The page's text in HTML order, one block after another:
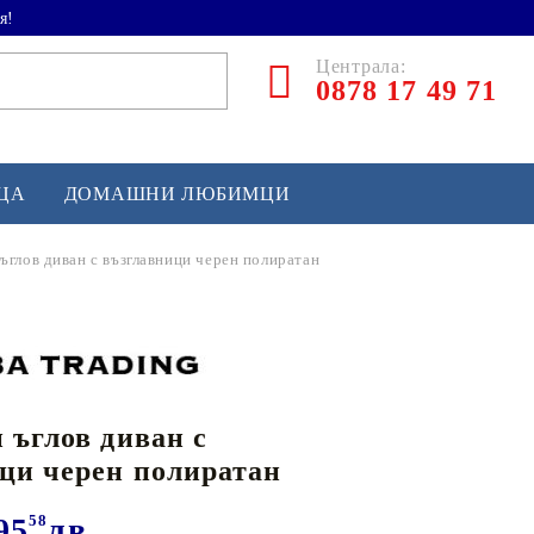
Централа:
0878 17 49 71
и софтбол
и лакрос
спортно оборудване
ДОМАШНИ ЛЮБИМЦИ
диван с възглавници черен полиратан
диван с
черен полиратан
58